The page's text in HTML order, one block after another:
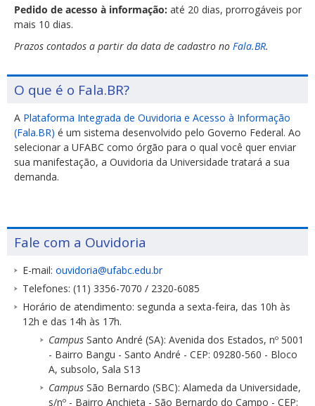
Pedido de acesso à informação: até 20 dias, prorrogáveis por
mais 10 dias.
Prazos contados a partir da data de cadastro no Fala.BR.
O que é o Fala.BR?
A Plataforma Integrada de Ouvidoria e Acesso à Informação
(Fala.BR) é um sistema desenvolvido pelo Governo Federal. Ao
selecionar a UFABC como órgão para o qual você quer enviar
sua manifestação, a Ouvidoria da Universidade tratará a sua
demanda.
Fale com a Ouvidoria
E-mail: ouvidoria@ufabc.edu.br
Telefones: (11) 3356-7070 / 2320-6085
Horário de atendimento: segunda a sexta-feira, das 10h às
12h e das 14h às 17h.
Campus Santo André (SA): Avenida dos Estados, nº 5001
- Bairro Bangu - Santo André - CEP: 09280-560 - Bloco
A, subsolo, Sala S13
Campus São Bernardo (SBC): Alameda da Universidade,
s/nº - Bairro Anchieta - São Bernardo do Campo - CEP: